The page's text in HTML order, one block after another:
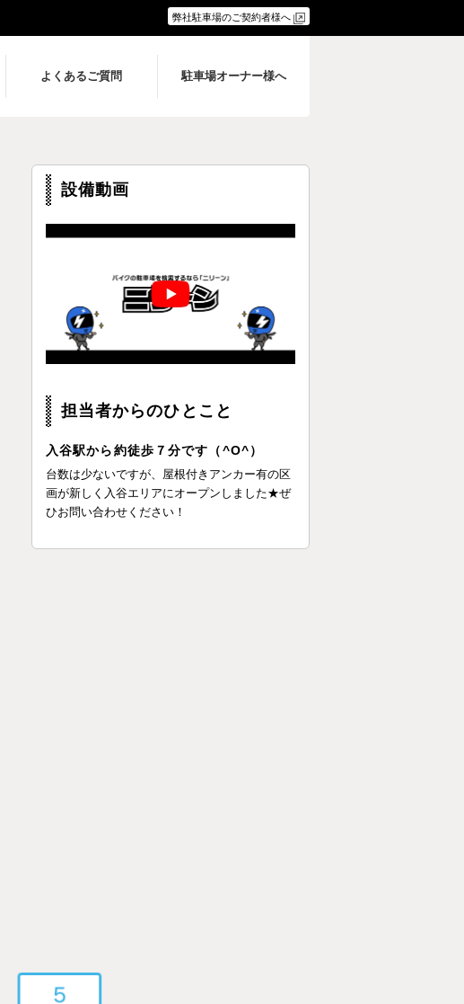
弊社駐車場のご契約者様へ
よくあるご質問 駐車場オーナー様へ
設備動画
担当者からのひとこと
入谷駅から約徒歩７分です（^O^）
台数は少ないですが、屋根付きアンカー有の区
画が新しく入谷エリアにオープンしました★ぜ
ひお問い合わせください！